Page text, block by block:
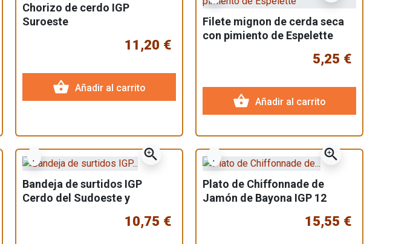
Chorizo de cerdo IGP
Suroeste
11,20 €
shopping_basket Añadir al carrito
Filete mignon de cerda seca
con pimiento de Espelette
5,25 €
shopping_basket Añadir al carrito
zoom_in
Bandeja de surtidos IGP
Cerdo del Sudoeste y
10,75 €
zoom_in
Plato de Chiffonnade de
Jamón de Bayona IGP 12
15,55 €